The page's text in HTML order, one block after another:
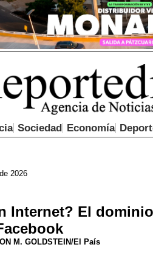
Sociedad Economía
2026
Internet? El
M. GOLDSTEIN/El País